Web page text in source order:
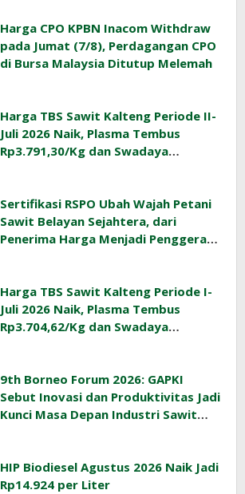
Harga CPO KPBN Inacom Withdraw
pada Jumat (7/8), Perdagangan CPO
di Bursa Malaysia Ditutup Melemah
Harga TBS Sawit Kalteng Periode II-
Juli 2026 Naik, Plasma Tembus
Rp3.791,30/Kg dan Swadaya
Sertifikasi RSPO Ubah Wajah Petani
Sawit Belayan Sejahtera, dari
Penerima Harga Menjadi Penggerak
Harga TBS Sawit Kalteng Periode I-
Juli 2026 Naik, Plasma Tembus
Rp3.704,62/Kg dan Swadaya
9th Borneo Forum 2026: GAPKI
Sebut Inovasi dan Produktivitas Jadi
Kunci Masa Depan Industri Sawit
HIP Biodiesel Agustus 2026 Naik Jadi
Rp14.924 per Liter